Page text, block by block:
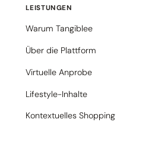
LEISTUNGEN
Warum Tangiblee
Über die Plattform
Virtuelle Anprobe
Lifestyle-Inhalte
Kontextuelles Shopping